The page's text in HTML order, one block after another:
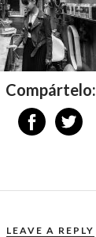
Compártelo:
LEAVE A REPLY